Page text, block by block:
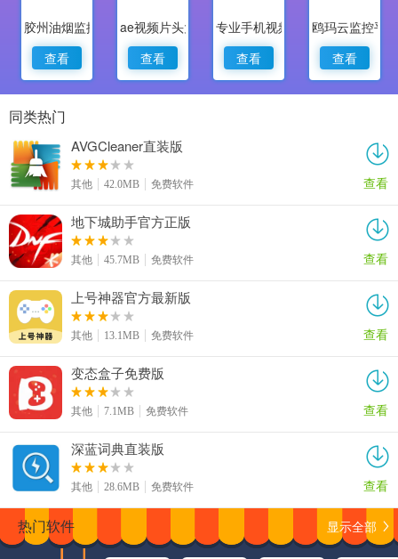
胶州油烟监控
查看
ae视频片头大师
查看
专业手机视频监控
查看
鸥玛云监控平
查看
同类热门
AVGCleaner直装版
其他 42.0MB 免费软件 查看
地下城助手官方正版
其他 45.7MB 免费软件 查看
上号神器官方最新版
其他 13.1MB 免费软件 查看
变态盒子免费版
其他 7.1MB 免费软件 查看
深蓝词典直装版
其他 28.6MB 免费软件 查看
热门软件 显示全部